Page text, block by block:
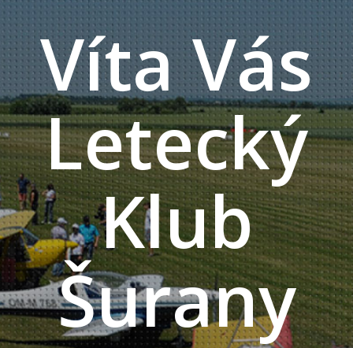
Víta Vás
Letecký
Klub
Šurany